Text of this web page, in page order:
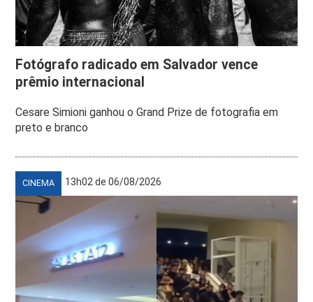
Fotógrafo radicado em Salvador vence
prêmio internacional
Cesare Simioni ganhou o Grand Prize de fotografia em
preto e branco
CINEMA 13h02 de 06/08/2026